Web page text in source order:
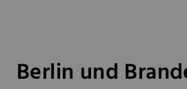
Berlin und